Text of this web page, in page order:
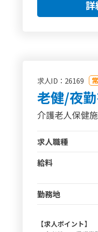
詳
求人ID：26169
老健/夜
介護老人保健
求人職種
給料
勤務地
【求人ポイント】